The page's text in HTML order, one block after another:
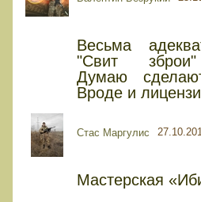
Весьма
"Свит
Думаю
Вроде и
Стас Маргулис
Мастерская